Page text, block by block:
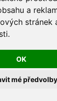
a
stránek
OK
mé předvolby